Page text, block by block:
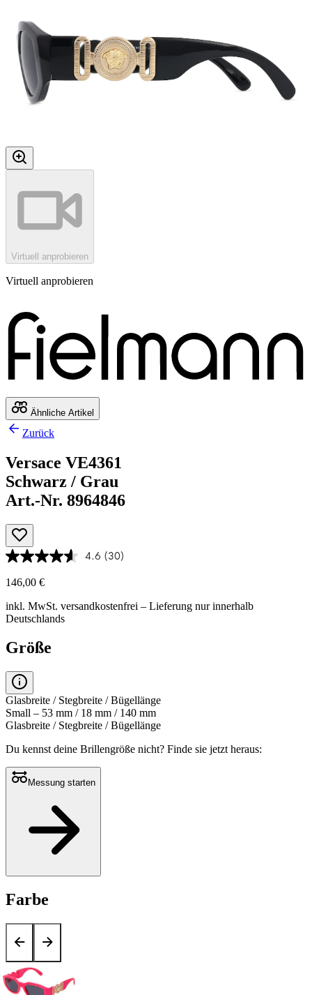
Virtuell anprobieren
Virtuell anprobieren
Ähnliche Artikel
Zurück
Versace VE4361
Schwarz / Grau
Art.-Nr. 8964846
4.6 (30)
146,00 €
inkl. MwSt. versandkostenfrei – Lieferung nur innerhalb
Deutschlands
Größe
Glasbreite / Stegbreite / Bügellänge
Small – 53 mm / 18 mm / 140 mm
Glasbreite / Stegbreite / Bügellänge
Du kennst deine Brillengröße nicht? Finde sie jetzt heraus:
Messung starten
Farbe